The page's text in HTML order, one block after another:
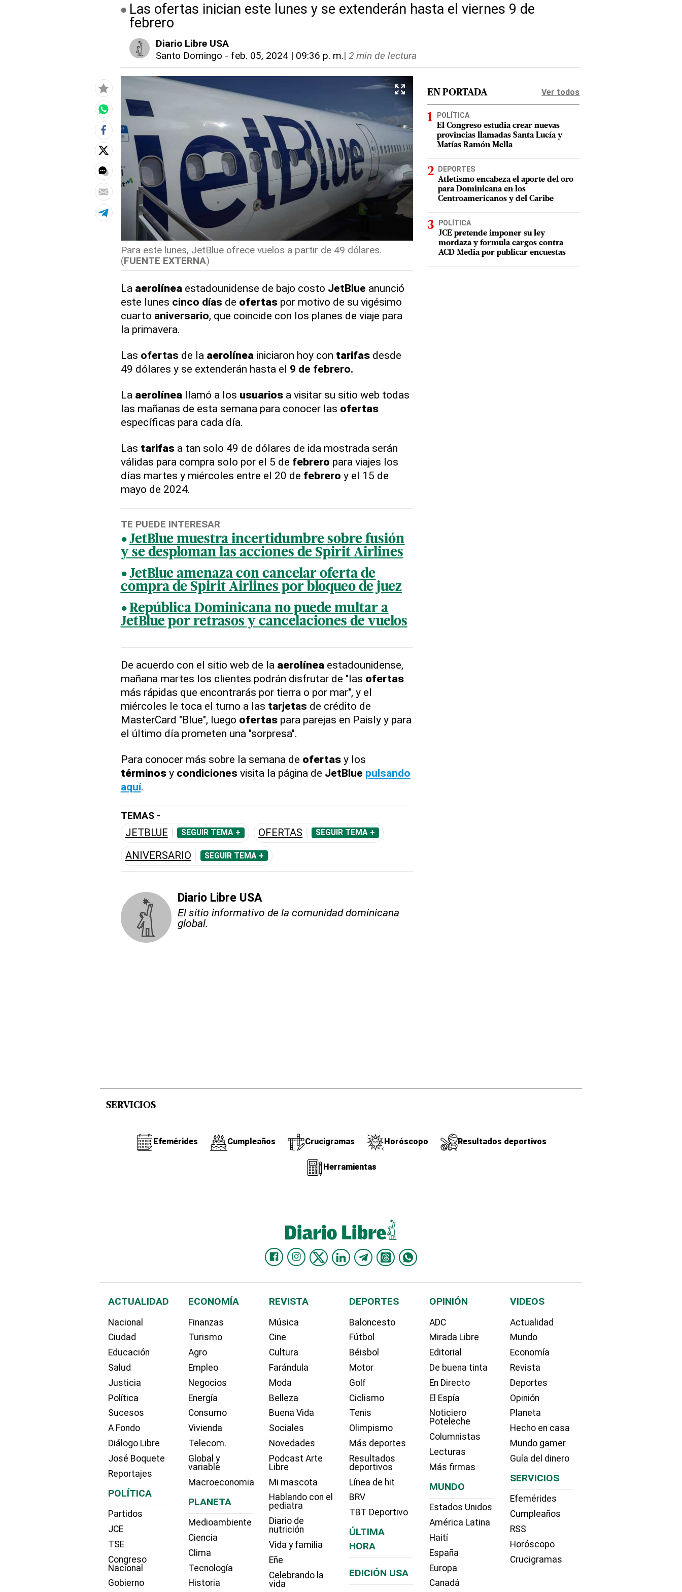
Las ofertas inician este lunes y se extenderán hasta el viernes 9 de
febrero
Diario Libre USA
Santo Domingo - feb. 05, 2024 | 09:36 p. m.| 2 min de lectura
Para este lunes, JetBlue ofrece vuelos a partir de 49 dólares.
(FUENTE EXTERNA)
La aerolíneaestadounidense de bajo costo JetBlue anunció
este lunes cinco días de ofertaspor motivo de su vigésimo
cuarto aniversario, que coincide con los planes de viaje para
la primavera.
Las ofertas de la aerolíneainiciaron hoy con tarifasdesde
49 dólares y se extenderán hasta el 9 de febrero.
La aerolíneallamó a los usuariosa visitar su sitio web todas
las mañanas de esta semana para conocer las ofertas
específicas para cada día.
Las tarifasa tan solo 49 de dólares de ida mostrada serán
válidas para compra solo por el 5 de febrero para viajes los
días martes y miércoles entre el 20 de febrero y el 15 de
mayo de 2024.
TE PUEDE INTERESAR
JetBlue muestra incertidumbre sobre fusión
y se desploman las acciones de Spirit Airlines
JetBlue amenaza con cancelar oferta de
compra de Spirit Airlines por bloqueo de juez
República Dominicana no puede multar a
JetBlue por retrasos y cancelaciones de vuelos
De acuerdo con el sitio web de la aerolíneaestadounidense,
mañana martes los clientes podrán disfrutar de "las ofertas
más rápidas que encontrarás por tierra o por mar", y el
miércoles le toca el turno a las tarjetas de crédito de
MasterCard "Blue", luego ofertaspara parejas en Paisly y para
el último día prometen una "sorpresa".
Para conocer más sobre la semana de ofertasy los
términosy condiciones visita la página de JetBlue pulsando
aquí.
TEMAS -
JETBLUE SEGUIR TEMA + OFERTAS SEGUIR TEMA +
ANIVERSARIO SEGUIR TEMA +
Diario Libre USA
El sitio informativo de la comunidad dominicana
global.
EN PORTADA Ver todos
POLÍTICA
El Congreso estudia crear nuevas
provincias llamadas Santa Lucía y
Matías Ramón Mella
DEPORTES
Atletismo encabeza el aporte del oro
para Dominicana en los
Centroamericanos y del Caribe
POLÍTICA
JCE pretende imponer su ley
mordaza y formula cargos contra
ACD Media por publicar encuestas
SERVICIOS
Efemérides Cumpleaños Crucigramas Horóscopo Resultados deportivos
Herramientas
ACTUALIDAD
Nacional
Ciudad
Educación
Salud
Justicia
Política
Sucesos
A Fondo
Diálogo Libre
José Boquete
Reportajes
POLÍTICA
Partidos
JCE
TSE
Congreso
Nacional
Gobierno
ECONOMÍA
Finanzas
Turismo
Agro
Empleo
Negocios
Energía
Consumo
Vivienda
Telecom.
Global y
variable
Macroeconomia
PLANETA
Medioambiente
Ciencia
Clima
Tecnología
Historia
REVISTA
Música
Cine
Cultura
Farándula
Moda
Belleza
Buena Vida
Sociales
Novedades
Podcast Arte
Libre
Mi mascota
Hablando con el
pediatra
Diario de
nutrición
Vida y familia
Eñe
Celebrando la
vida
DEPORTES
Baloncesto
Fútbol
Béisbol
Motor
Golf
Ciclismo
Tenis
Olimpismo
Más deportes
Resultados
deportivos
Línea de hit
BRV
TBT Deportivo
ÚLTIMA
HORA
EDICIÓN USA
OPINIÓN
ADC
Mirada Libre
Editorial
De buena tinta
En Directo
El Espía
Noticiero
Poteleche
Columnistas
Lecturas
Más firmas
MUNDO
Estados Unidos
América Latina
Haití
España
Europa
Canadá
VIDEOS
Actualidad
Mundo
Economía
Revista
Deportes
Opinión
Planeta
Hecho en casa
Mundo gamer
Guía del dinero
SERVICIOS
Efemérides
Cumpleaños
RSS
Horóscopo
Crucigramas